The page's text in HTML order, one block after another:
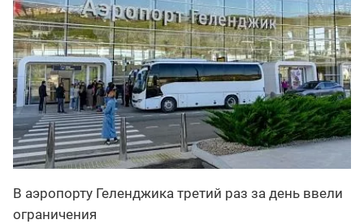
В аэропорту Геленджика третий раз за день ввели
ограничения